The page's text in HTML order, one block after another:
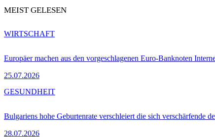
MEIST GELESEN
Europäer machen aus den vorgeschlagenen Euro-Banknoten
25.07.2026
WIRTSCHAFT
Bulgariens hohe Geburtenrate verschleiert die sich verschärfende
28.07.2026
GESUNDHEIT